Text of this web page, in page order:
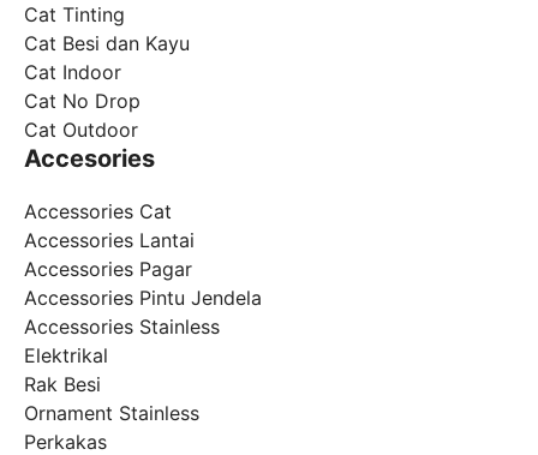
Cat Tinting
Cat Besi dan Kayu
Cat Indoor
Cat No Drop
Cat Outdoor
Accesories
Accessories Cat
Accessories Lantai
Accessories Pagar
Accessories Pintu Jendela
Accessories Stainless
Elektrikal
Rak Besi
Ornament Stainless
Perkakas